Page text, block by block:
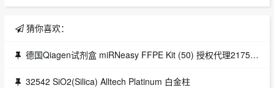
猜你喜欢：
德国Qiagen试剂盒 miRNeasy FFPE Kit (50) 授权代理217504
32542 SiO2(Silica) Alltech Platinum 白金柱